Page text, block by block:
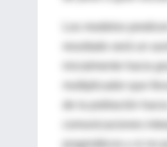
Los modelos
resultado será un
inicialmente hacia
multiplicador que
comunicaciones
pragmáticos y si no